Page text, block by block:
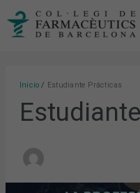
Inicio Estudiante Prácticas